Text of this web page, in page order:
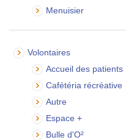
Menuisier
Volontaires
Accueil des patients
Cafétéria récréative
Autre
Espace +
Bulle d'O²